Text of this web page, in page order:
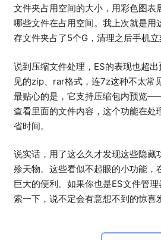
文件夹占用空间的大小，用彩色图表
哪些文件在占用空间。我上次就是用
存文件夹占了5个G，清理之后手机立
说到压缩文件处理，ES的表现也超
见的zip、rar格式，连7z这种不太常
最贴心的是，它支持压缩包内预览
查看里面的文件内容，这个功能在处
省时间。
说实话，用了这么久才发现这些隐藏
殄天物。这些看似不起眼的小功能，
巨大的便利。如果你也是ES文件管
索一下，说不定会有意想不到的惊喜